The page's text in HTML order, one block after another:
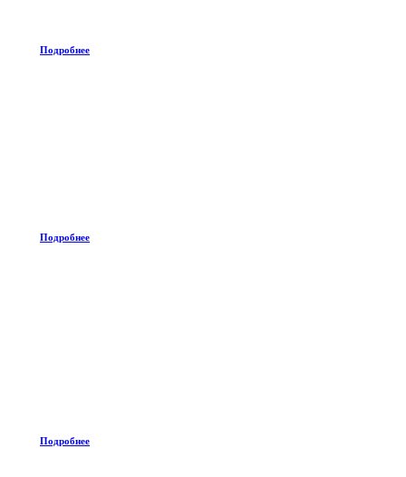
Подробнее
Подробнее
Подробнее